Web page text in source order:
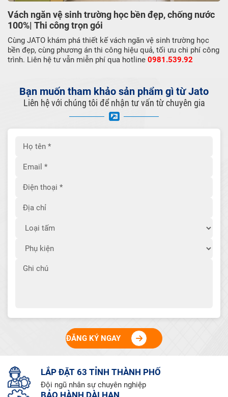
Vách ngăn vệ sinh trường học bền đẹp, chống nước
100%| Thi công trọn gói
Cùng JATO khám phá thiết kế vách ngăn vệ sinh trường học
bền đẹp, cùng phương án thi công hiệu quả, tối ưu chi phí công
trình. Liên hệ tư vẫn miễn phí qua hotline 0981.539.92
Bạn muốn tham khảo sản phẩm gì từ Jato
Liên hệ với chúng tôi để nhận tư vấn từ chuyên gia
ĐĂNG KÝ NGAY
LẮP ĐẶT 63 TỈNH THÀNH PHỐ
Đội ngũ nhân sự chuyên nghiệp
BẢO HÀNH DÀI HẠN